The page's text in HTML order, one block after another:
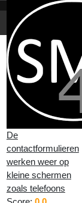
De
contactformulieren
werken weer op
kleine schermen
zoals telefoons